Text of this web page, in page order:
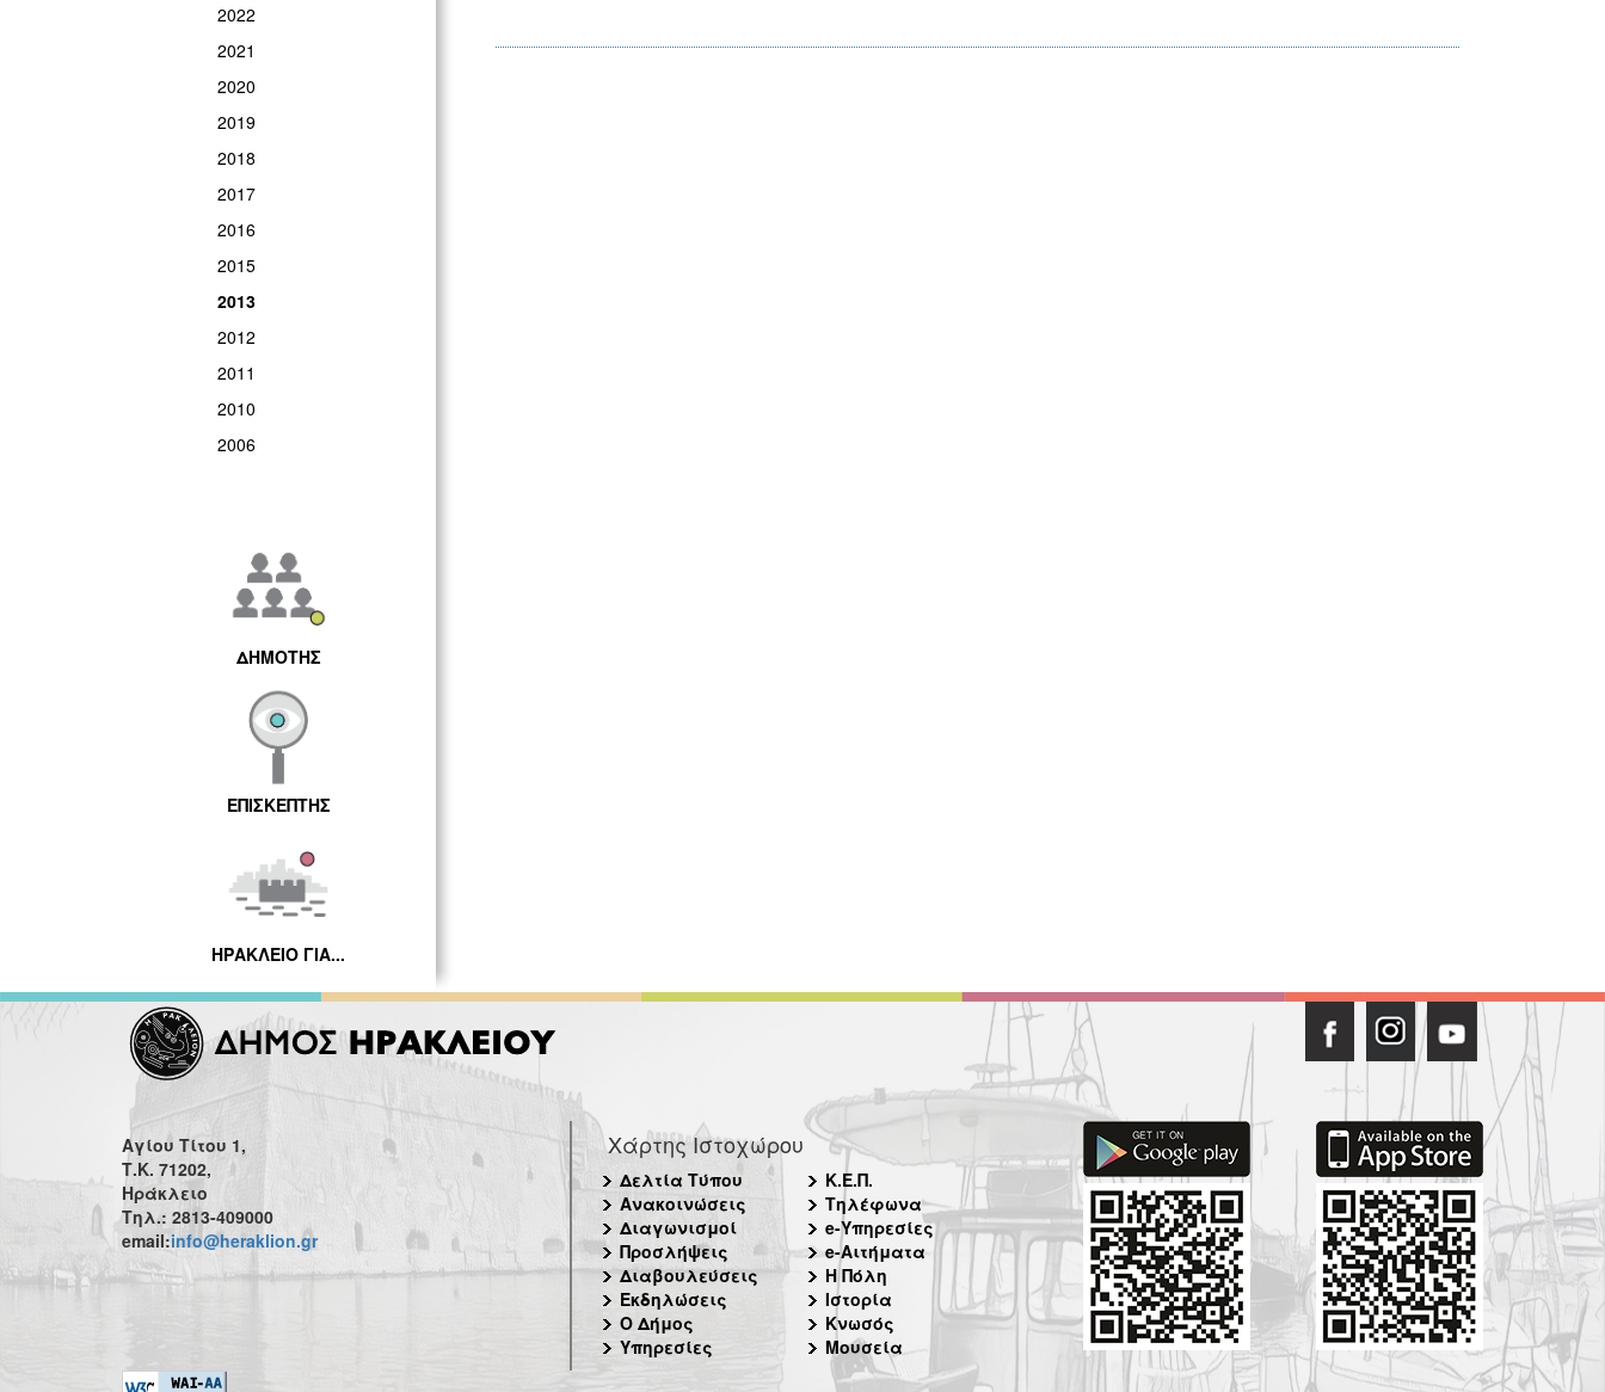
2022
2021
2020
2019
2018
2017
2016
2015
2013
2012
2011
2010
2006
ΔΗΜΟΤΗΣ
ΕΠΙΣΚΕΠΤΗΣ
ΗΡΑΚΛΕΙΟ ΓΙΑ...
Αγίου Τίτου 1,
Τ.Κ. 71202,
Ηράκλειο
Τηλ.: 2813-409000
email:info@heraklion.gr
Χάρτης Ιστοχώρου
Δελτία Τύπου
Ανακοινώσεις
Διαγωνισμοί
Προσλήψεις
Διαβουλεύσεις
Εκδηλώσεις
Ο Δήμος
Υπηρεσίες
Κ.Ε.Π.
Τηλέφωνα
e-Υπηρεσίες
e-Αιτήματα
Η Πόλη
Ιστορία
Κνωσός
Μουσεία